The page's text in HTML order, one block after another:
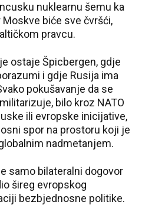
nuklearnu šemu ka
biće sve čvršći,
pravcu.
ostaje Špicbergen, gdje
i gdje Rusija ima
pokušavanje da se
bilo kroz NATO
ili evropske inicijative,
spor na prostoru koji je
nadmetanjem.
samo bilateralni dogovor
šireg evropskog
bezbjednosne politike.